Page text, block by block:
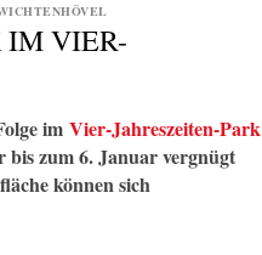
IM VIER-
im Vier-Jahreszeiten-Park
zum 6. Januar vergnügt
können sich